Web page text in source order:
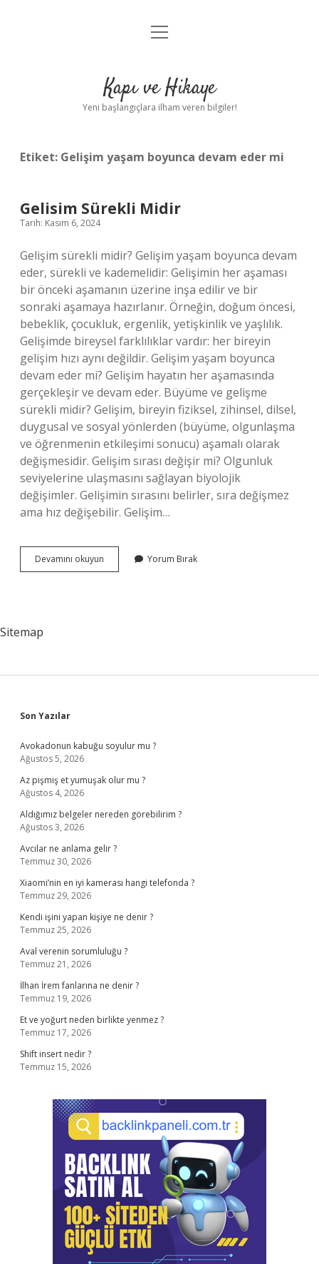
Anasayfa
Yasal Uyarı
menüyü
Kapı ve Hikaye
Yeni başlangıçlara ilham veren bilgiler!
Etiket: Gelişim yaşam boyunca devam eder mi
Gelisim Sürekli Midir
Tarih: Kasım 6, 2024
Gelişim sürekli midir? Gelişim yaşam boyunca devam
eder, sürekli ve kademelidir: Gelişimin her aşaması
bir önceki aşamanın üzerine inşa edilir ve bir
sonraki aşamaya hazırlanır. Örneğin, doğum öncesi,
bebeklik, çocukluk, ergenlik, yetişkinlik ve yaşlılık.
Gelişimde bireysel farklılıklar vardır: her bireyin
gelişim hızı aynı değildir. Gelişim yaşam boyunca
devam eder mi? Gelişim hayatın her aşamasında
gerçekleşir ve devam eder. Büyüme ve gelişme
sürekli midir? Gelişim, bireyin fiziksel, zihinsel, dilsel,
duygusal ve sosyal yönlerden (büyüme, olgunlaşma
ve öğrenmenin etkileşimi sonucu) aşamalı olarak
değişmesidir. Gelişim sırası değişir mi? Olgunluk
seviyelerine ulaşmasını sağlayan biyolojik
değişimler. Gelişimin sırasını belirler, sıra değişmez
ama hız değişebilir. Gelişim…
Devamını okuyun
Sürekli
Yorum Bırak
Sitemap
Sidebar
Son Yazılar
Avokadonun kabuğu soyulur mu ?
Ağustos 5, 2026
Az pişmiş et yumuşak olur mu ?
Ağustos 4, 2026
Aldığımız belgeler nereden görebilirim ?
Ağustos 3, 2026
Avcılar ne anlama gelir ?
Temmuz 30, 2026
Xiaomi’nin en iyi kamerası hangi telefonda ?
Temmuz 29, 2026
Kendi işini yapan kişiye ne denir ?
Temmuz 25, 2026
Aval verenin sorumluluğu ?
Temmuz 21, 2026
İlhan İrem fanlarına ne denir ?
Temmuz 19, 2026
Et ve yoğurt neden birlikte yenmez ?
Temmuz 17, 2026
Shift insert nedir ?
Temmuz 15, 2026